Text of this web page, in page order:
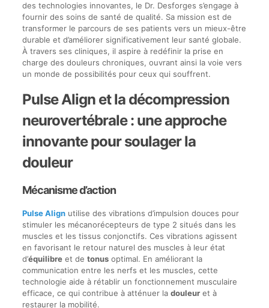
des technologies innovantes, le Dr. Desforges s’engage à
fournir des soins de santé de qualité. Sa mission est de
transformer le parcours de ses patients vers un mieux-être
durable et d’améliorer significativement leur santé globale.
À travers ses cliniques, il aspire à redéfinir la prise en
charge des douleurs chroniques, ouvrant ainsi la voie vers
un monde de possibilités pour ceux qui souffrent.
Pulse Align et la décompression
neurovertébrale : une approche
innovante pour soulager la
douleur
Mécanisme d’action
Pulse Alignutilise des vibrations d’impulsion douces pour
stimuler les mécanorécepteurs de type 2 situés dans les
muscles et les tissus conjonctifs. Ces vibrations agissent
en favorisant le retour naturel des muscles à leur état
d’équilibreet de tonusoptimal. En améliorant la
communication entre les nerfs et les muscles, cette
technologie aide à rétablir un fonctionnement musculaire
efficace, ce qui contribue à atténuer la douleuret à
restaurer la mobilité.